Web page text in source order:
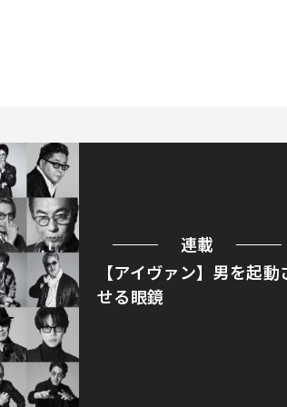
連載
【アイヴァン】男を起動
せる眼鏡